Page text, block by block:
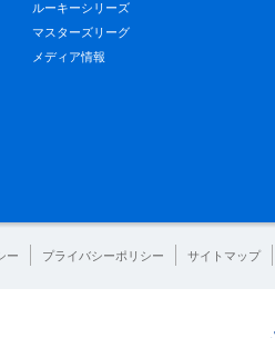
ルーキーシリーズ
マスターズリーグ
メディア情報
ー プライバシーポリシー サイトマップ